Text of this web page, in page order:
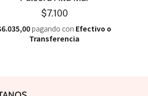
$7.100
pagando con Efectivo o
Transferencia